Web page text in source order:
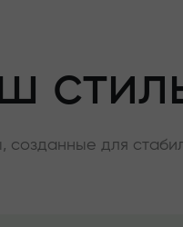
созданные для